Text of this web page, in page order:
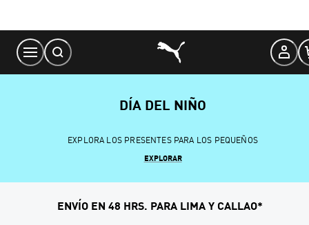
Content
DÍA DEL NIÑO
EXPLORA LOS PRESENTES PARA LOS PEQUEÑOS
EXPLORAR
ENVÍO EN 48 HRS. PARA LIMA Y CALLAO*